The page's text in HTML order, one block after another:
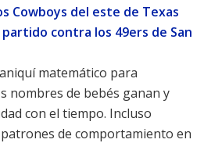
Cowboys del este de Texas
contra los 49ers de San
matemático para
nombres de bebés ganan y
con el tiempo. Incluso
de comportamiento en